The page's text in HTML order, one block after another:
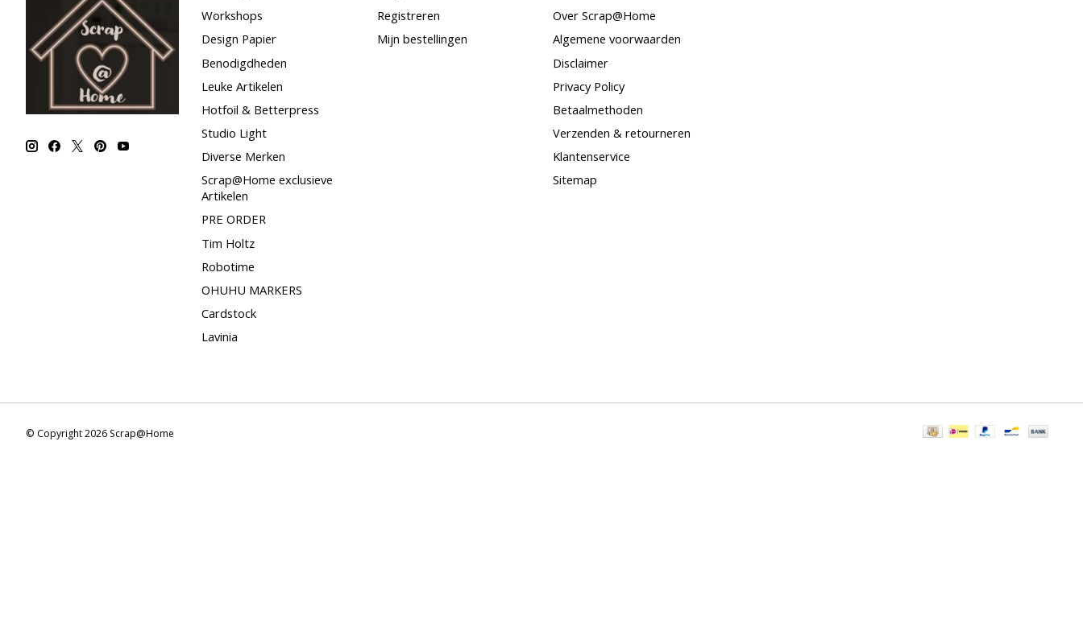
Workshops
Design Papier
Benodigdheden
Leuke Artikelen
Hotfoil & Betterpress
Studio Light
Diverse Merken
Scrap@Home exclusieve
Artikelen
PRE ORDER
Tim Holtz
Robotime
OHUHU MARKERS
Cardstock
Lavinia
Registreren
Mijn bestellingen
Over Scrap@Home
Algemene voorwaarden
Disclaimer
Privacy Policy
Betaalmethoden
Verzenden & retourneren
Klantenservice
Sitemap
© Copyright 2026 Scrap@Home